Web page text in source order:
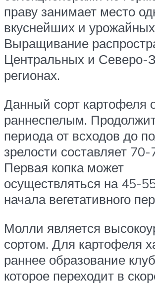
праву занимает место
вкуснейших и
Выращивание
Центральных и Северо-
регионах.
Данный сорт картофеля
раннеспелым.
периода от всходов до
зрелости составляет 70-
Первая копка может
осуществляться на 45-
начала вегетативного
Молли является
сортом. Для картофеля
раннее образование
которое переходит в